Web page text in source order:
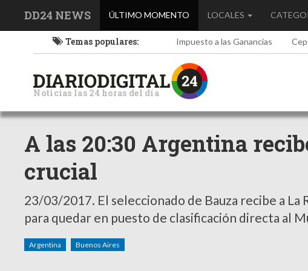
DD24 NEWS ÚLTIMO MOMENTO (current)LOCALES
Temas populares: Impuesto a las Ganancias
Noticias las 24 horas del día
A las 20:30 Argentina
crucial
23/03/2017. El seleccionado de Bauza recibe a
para quedar en puesto de clasificación directa al
Argentina Buenos Aires